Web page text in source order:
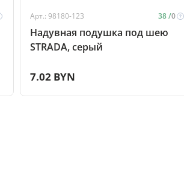
Арт.: 98180-123 38 /0
Надувная подушка под шею
STRADA, серый
7.02 BYN